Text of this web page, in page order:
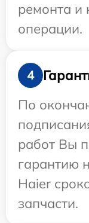
ремонта и
операции.
4
По
работ Вы
гарантию
Haier
запчасти.